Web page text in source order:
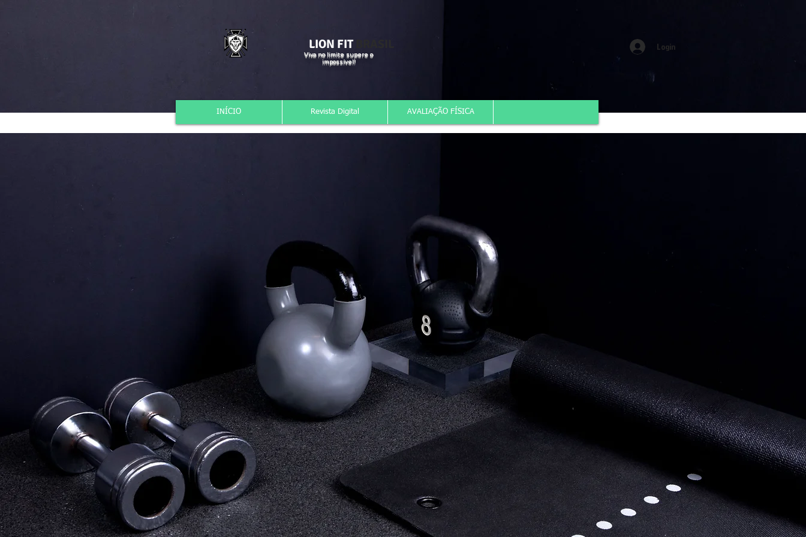
LION FIT
Viva no limite supere o
impossível!
Login
INÍCIO Revista Digital AVALIAÇÃO FÍSICA